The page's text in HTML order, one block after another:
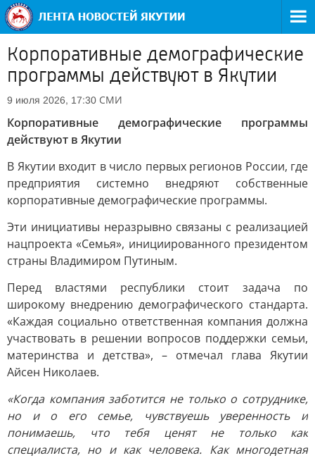
Корпоративные демографические
программы действуют в Якутии
9 июля 2026, 17:30 СМИ
Корпоративные демографические программы
действуют в Якутии
В Якутии входит в число первых регионов России, где
предприятия системно внедряют собственные
корпоративные демографические программы.
Эти инициативы неразрывно связаны с реализацией
нацпроекта «Семья», инициированного президентом
страны Владимиром Путиным.
Перед властями республики стоит задача по
широкому внедрению демографического стандарта.
«Каждая социально ответственная компания должна
участвовать в решении вопросов поддержки семьи,
материнства и детства», – отмечал глава Якутии
Айсен Николаев.
«Когда компания заботится не только о сотруднике,
но и о его семье, чувствуешь уверенность и
понимаешь, что тебя ценят не только как
специалиста, но и как человека. Как многодетная